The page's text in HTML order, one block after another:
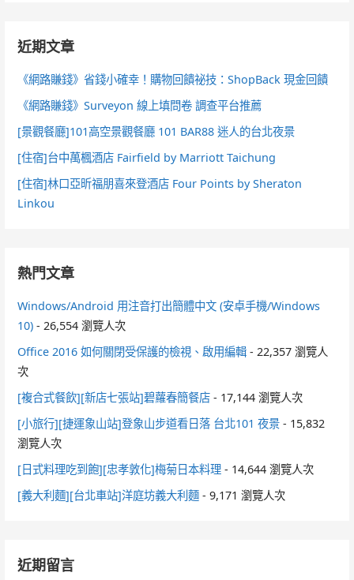
近期文章
《網路賺錢》省錢小確幸！購物回饋祕技：ShopBack 現金回饋
《網路賺錢》Surveyon 線上填問卷 調查平台推薦
[景觀餐廳]101高空景觀餐廳 101 BAR88 迷人的台北夜景
[住宿]台中萬楓酒店 Fairfield by Marriott Taichung
[住宿]林口亞昕福朋喜來登酒店 Four Points by Sheraton
Linkou
熱門文章
Windows/Android 用注音打出簡體中文 (安卓手機/Windows
10) - 26,554 瀏覽人次
Office 2016 如何關閉受保護的檢視、啟用編輯 - 22,357 瀏覽人
次
[複合式餐飲][新店七張站]碧蘿春簡餐店 - 17,144 瀏覽人次
[小旅行][捷運象山站]登象山步道看日落 台北101 夜景 - 15,832
瀏覽人次
[日式料理吃到飽][忠孝敦化]梅菊日本料理 - 14,644 瀏覽人次
[義大利麵][台北車站]洋庭坊義大利麵 - 9,171 瀏覽人次
近期留言